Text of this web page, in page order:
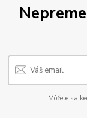
Môžete sa